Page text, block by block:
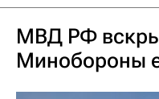
МВД РФ
Минобороны